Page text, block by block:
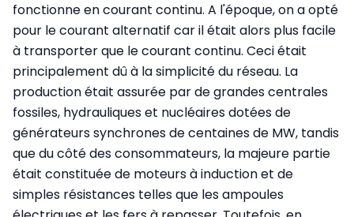
fonctionne en courant continu. A l'époque, on a opté
pour le courant alternatif car il était alors plus facile
à transporter que le courant continu. Ceci était
principalement dû à la simplicité du réseau. La
production était assurée par de grandes centrales
fossiles, hydrauliques et nucléaires dotées de
générateurs synchrones de centaines de MW, tandis
que du côté des consommateurs, la majeure partie
était constituée de moteurs à induction et de
simples résistances telles que les ampoules